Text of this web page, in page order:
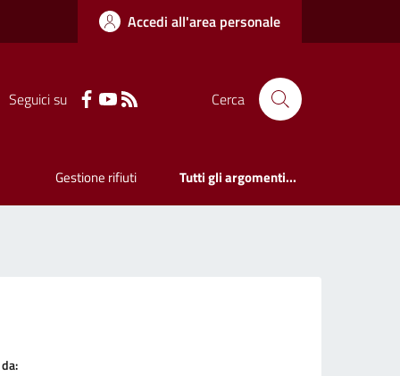
Accedi all'area personale
Seguici su Cerca
Gestione rifiuti Tutti gli argomenti...